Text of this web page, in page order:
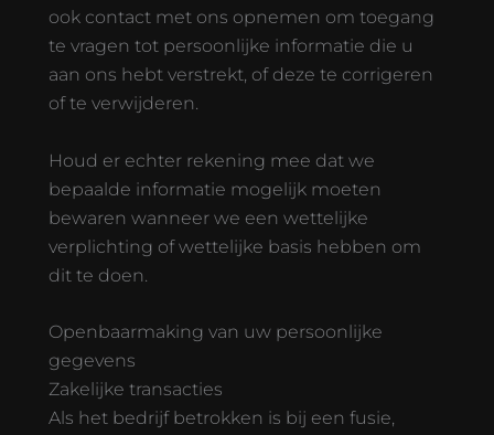
ook contact met ons opnemen om toegang
te vragen tot persoonlijke informatie die u
aan ons hebt verstrekt, of deze te corrigeren
of te verwijderen.
Houd er echter rekening mee dat we
bepaalde informatie mogelijk moeten
bewaren wanneer we een wettelijke
verplichting of wettelijke basis hebben om
dit te doen.
Openbaarmaking van uw persoonlijke
gegevens
Zakelijke transacties
Als het bedrijf betrokken is bij een fusie,